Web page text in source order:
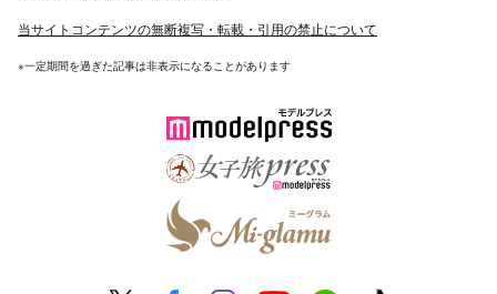
当サイトコンテンツの無断複写・転載・引用の禁止について
※一定期間を過ぎた記事は非表示になることがあります